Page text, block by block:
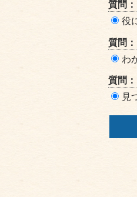
ツ
価
リ
ア
質問
役
質問
わ
質問
見